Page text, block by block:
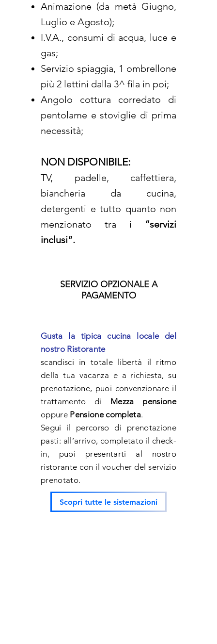
Animazione (da metà Giugno,
Luglio e Agosto);
I.V.A., consumi di acqua, luce e
gas;
Servizio spiaggia, 1 ombrellone
più 2 lettini dalla 3^ fila in poi;
Angolo cottura corredato di
pentolame e stoviglie di prima
necessità;
NON DISPONIBILE:
TV, padelle, caffettiera,
biancheria da cucina,
detergenti e tutto quanto non
menzionato tra i “servizi
inclusi”.
SERVIZIO OPZIONALE A
PAGAMENTO
Gusta la tipica cucina locale del
nostro Ristorante
scandisci in totale libertà il ritmo
della tua vacanza e a richiesta, su
prenotazione, puoi convenzionare il
trattamento di Mezza pensione
oppure Pensione completa.
Segui il percorso di prenotazione
pasti: all’arrivo, completato il check-
in, puoi presentarti al nostro
ristorante con il voucher del servizio
prenotato.
Scopri tutte le sistemazioni